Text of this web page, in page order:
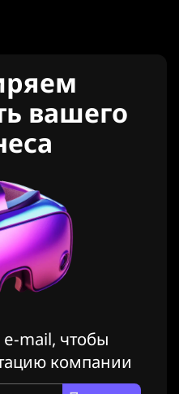
вашего
e-mail, чтобы
компании